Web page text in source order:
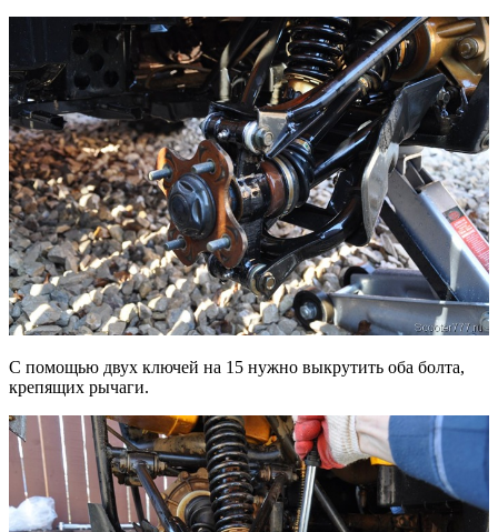
С помощью двух ключей на 15 нужно выкрутить оба болта,
крепящих рычаги.